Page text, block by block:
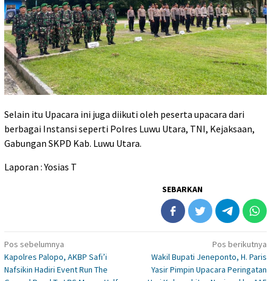
Selain itu Upacara ini juga diikuti oleh peserta upacara dari
berbagai Instansi seperti Polres Luwu Utara, TNI, Kejaksaan,
Gabungan SKPD Kab. Luwu Utara.
Laporan : Yosias T
SEBARKAN
Navigasi
pos
Pos sebelumnya
Kapolres Palopo, AKBP Safi’i
Nafsikin Hadiri Event Run The
Pos berikutnya
Wakil Bupati Jeneponto, H. Paris
Yasir Pimpin Upacara Peringatan